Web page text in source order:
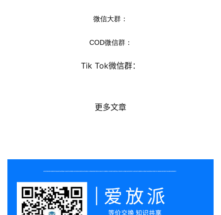
微信大群：
COD微信群：
Tik Tok微信群：
更多文章